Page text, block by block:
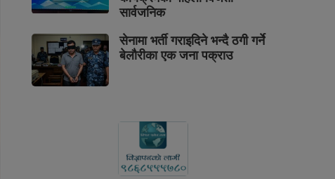
सार्वजनिक
सेनामा भर्ती गराइदिने भन्दै ठगी गर्ने
बेलौरीका एक जना पक्राउ